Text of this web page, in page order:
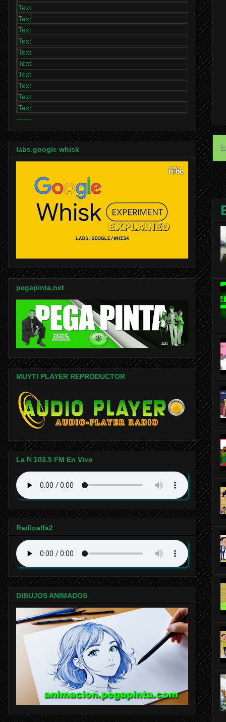
Text
Text
Text
Text
Text
Text
Text
Text
Text
Text
------
labs.google whisk
pegapinta.net
MUYTI PLAYER REPRODUCTOR
La N 103.5 FM En Vivo
Radioalfa2
DIBUJOS ANIMADOS